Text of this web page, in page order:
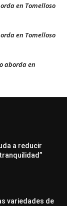
en Tomelloso
en Tomelloso
aborda en
a reducir
variedades de